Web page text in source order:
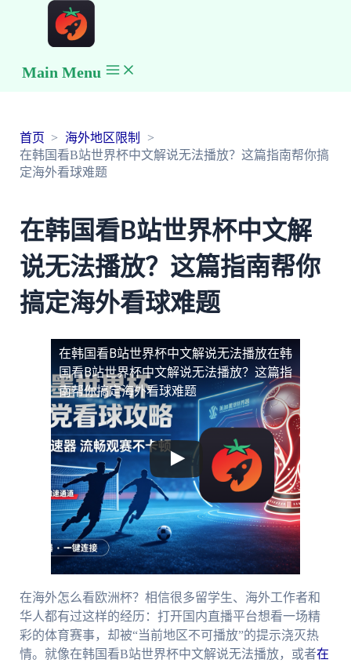
Main Menu
首页
海外地区限制
在韩国看B站世界杯中文解说无法播放？这篇指南帮你搞
定海外看球难题
在韩国看B站世界杯中文解
说无法播放？这篇指南帮你
搞定海外看球难题
在韩国看B站世界杯中文解说无法播放在韩
国看B站世界杯中文解说无法播放？这篇指
南帮你搞定海外看球难题
在海外怎么看欧洲杯？相信很多留学生、海外工作者和
华人都有过这样的经历：打开国内直播平台想看一场精
彩的体育赛事，却被“当前地区不可播放”的提示浇灭热
情。就像在韩国看B站世界杯中文解说无法播放，或者在